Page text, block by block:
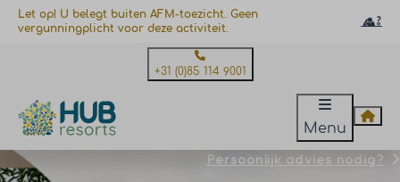
Let op! U belegt buiten AFM-toezicht. Geen
vergunningplicht voor deze activiteit.
+31 (0)85 114 9001
Menu
Persoonlijk advies nodig?